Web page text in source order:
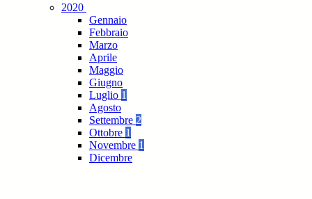
2020
Gennaio
Febbraio
Marzo
Aprile
Maggio
Giugno
Luglio 1
Agosto
Settembre 2
Ottobre 1
Novembre 1
Dicembre